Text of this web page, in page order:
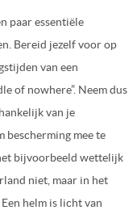
paar essentiële
Bereid jezelf voor op
van een
of nowhere”. Neem dus
van je
bescherming mee te
bijvoorbeeld wettelijk
niet, maar in het
helm is licht van